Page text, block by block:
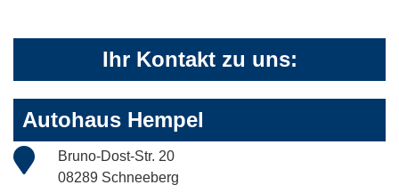
Ihr Kontakt zu uns:
Autohaus Hempel
Bruno-Dost-Str. 20
08289 Schneeberg